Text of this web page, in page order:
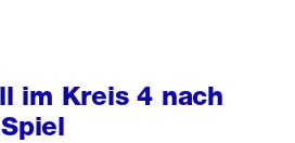
im Kreis 4 nach